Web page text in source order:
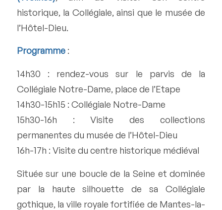
historique, la Collégiale, ainsi que le musée de
l’Hôtel-Dieu.
Programme:
14h30 : rendez-vous sur le parvis de la
Collégiale Notre-Dame, place de l’Etape
14h30-15h15 : Collégiale Notre-Dame
15h30-16h : Visite des collections
permanentes du musée de l’Hôtel-Dieu
16h-17h : Visite du centre historique médiéval
Située sur une boucle de la Seine et dominée
par la haute silhouette de sa Collégiale
gothique, la ville royale fortifiée de Mantes-la-